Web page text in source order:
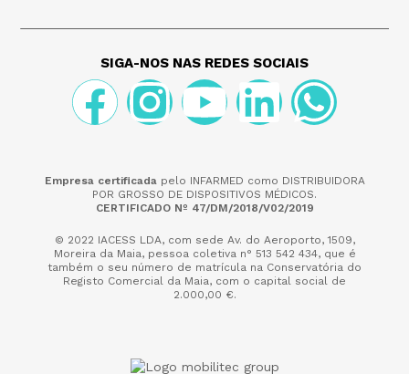
SIGA-NOS NAS REDES SOCIAIS
Empresa certificadapelo INFARMED como DISTRIBUIDORA
POR GROSSO DE DISPOSITIVOS MÉDICOS.
CERTIFICADO Nº 47/DM/2018/V02/2019
© 2022 IACESS LDA, com sede Av. do Aeroporto, 1509,
Moreira da Maia, pessoa coletiva n° 513 542 434, que é
também o seu número de matrícula na Conservatória do
Registo Comercial da Maia, com o capital social de
2.000,00 €.